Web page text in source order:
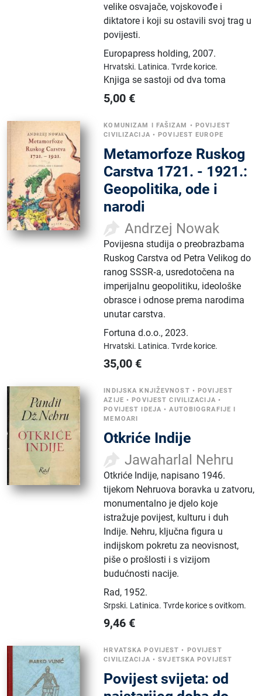
velike osvajače, vojskovođe i
diktatore i koji su ostavili svoj trag u
povijesti.
Europapress holding,2007.
Hrvatski. Latinica.Tvrde korice.
Knjiga se sastoji od dva toma
5,00 €
KOMUNIZAM I FAŠIZAM • POVIJEST
CIVILIZACIJA •POVIJEST EUROPE
Metamorfoze Ruskog
Carstva 1721. - 1921.:
Geopolitika, ode i
narodi
Andrzej Nowak
Povijesna studija o preobrazbama
Ruskog Carstva od Petra Velikog do
ranog SSSR‑a, usredotočena na
imperijalnu geopolitiku, ideološke
obrasce i odnose prema narodima
unutar carstva.
Fortuna d.o.o.,2023.
Hrvatski. Latinica.Tvrde korice.
35,00 €
INDIJSKA KNJIŽEVNOST •POVIJEST
AZIJE •POVIJEST CIVILIZACIJA •
POVIJEST IDEJA •AUTOBIOGRAFIJE I
MEMOARI
Otkriće Indije
Jawaharlal Nehru
Otkriće Indije, napisano 1946.
tijekom Nehruova boravka u zatvoru,
monumentalno je djelo koje
istražuje povijest, kulturu i duh
Indije. Nehru, ključna figura u
indijskom pokretu za neovisnost,
piše o prošlosti i s vizijom
budućnosti nacije.
Rad, 1952.
Srpski. Latinica.Tvrde korice s ovitkom.
9,46 €
HRVATSKA POVIJEST • POVIJEST
CIVILIZACIJA •SVJETSKA POVIJEST
Povijest svijeta: od